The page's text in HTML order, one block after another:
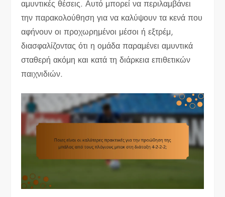
αμυντικές θέσεις. Αυτό μπορεί να περιλαμβάνει
την παρακολούθηση για να καλύψουν τα κενά που
αφήνουν οι προχωρημένοι μέσοι ή εξτρέμ,
διασφαλίζοντας ότι η ομάδα παραμένει αμυντικά
σταθερή ακόμη και κατά τη διάρκεια επιθετικών
παιχνιδιών.